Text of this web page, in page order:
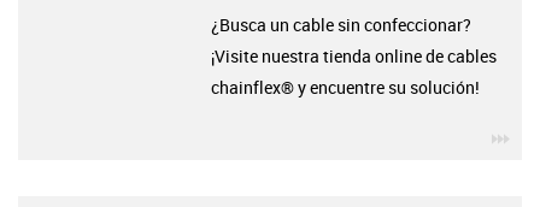
¿Busca un cable sin confeccionar?
¡Visite nuestra tienda online de cables
chainflex® y encuentre su solución!